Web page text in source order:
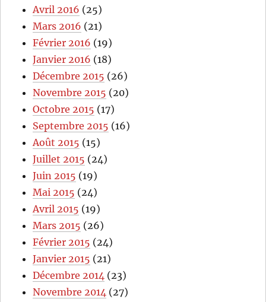
Avril 2016 (25)
Mars 2016 (21)
Février 2016 (19)
Janvier 2016 (18)
Décembre 2015 (26)
Novembre 2015 (20)
Octobre 2015 (17)
Septembre 2015 (16)
Août 2015 (15)
Juillet 2015 (24)
Juin 2015 (19)
Mai 2015 (24)
Avril 2015 (19)
Mars 2015 (26)
Février 2015 (24)
Janvier 2015 (21)
Décembre 2014 (23)
Novembre 2014 (27)